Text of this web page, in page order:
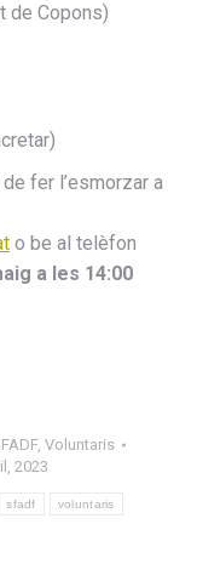
de Copons)
fer l’esmorzar a
o be al telèfon
a les 14:00
, Voluntaris
2023
sfadf voluntaris